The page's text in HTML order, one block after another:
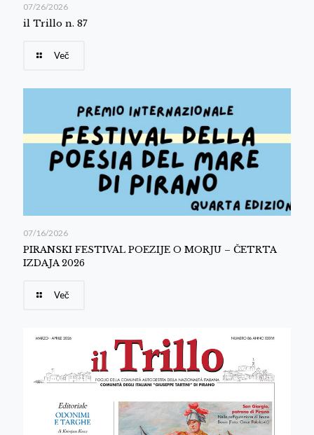
07/26/2026
il Trillo n. 87
Več
07/16/2026
PIRANSKI FESTIVAL POEZIJE O MORJU – ČETRTA
IZDAJA 2026
Več